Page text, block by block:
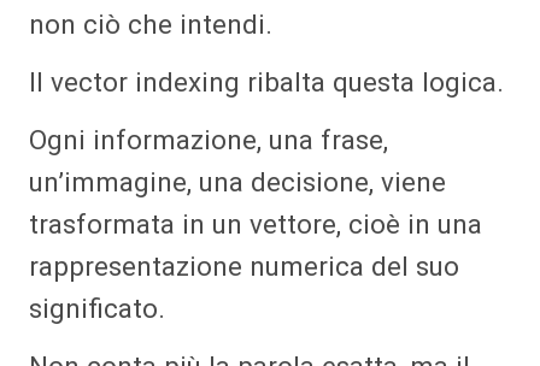
non ciò che intendi.
Il vector indexing ribalta questa logica.
Ogni informazione, una frase,
un’immagine, una decisione, viene
trasformata in un vettore, cioè in una
rappresentazione numerica del suo
significato.